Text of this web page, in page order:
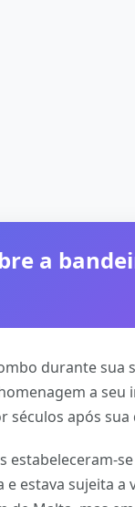
a
durante sua
a seu
séculos após sua
estabeleceram-
estava sujeita a